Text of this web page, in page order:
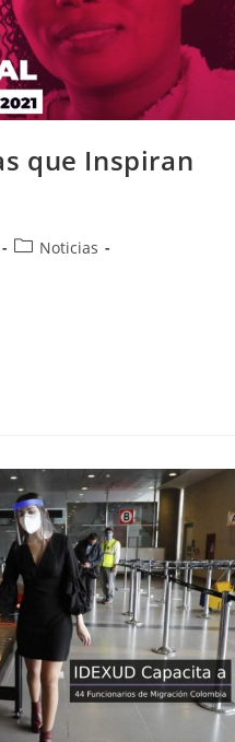
que Inspiran
Noticias